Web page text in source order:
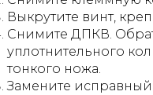
Выкрутите винт,
Снимите ДПКВ.
уплотнительного
тонкого ножа.
Замените исправный